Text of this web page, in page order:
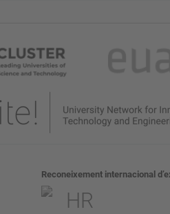
Reconeixement internacional